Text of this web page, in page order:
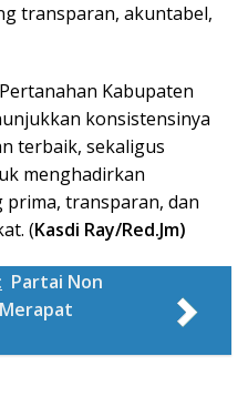
transparan, akuntabel,
Kabupaten
konsistensinya
terbaik, sekaligus
menghadirkan
prima, transparan, dan
(Kasdi Ray/Red.Jm)
Partai Non